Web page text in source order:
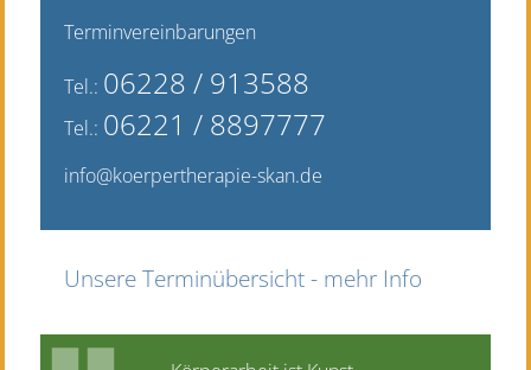
Terminvereinbarungen
Tel.: 06228 / 913588
Tel.: 06221 / 8897777
info@koerpertherapie-skan.de
Unsere Terminübersicht - mehr Info